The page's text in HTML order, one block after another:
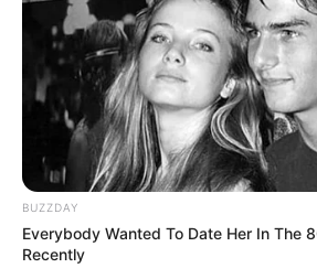
Cerca
tras el
Santa
Grupo
BUZZDAY
Everybody Wanted To Date Her In The
Recently